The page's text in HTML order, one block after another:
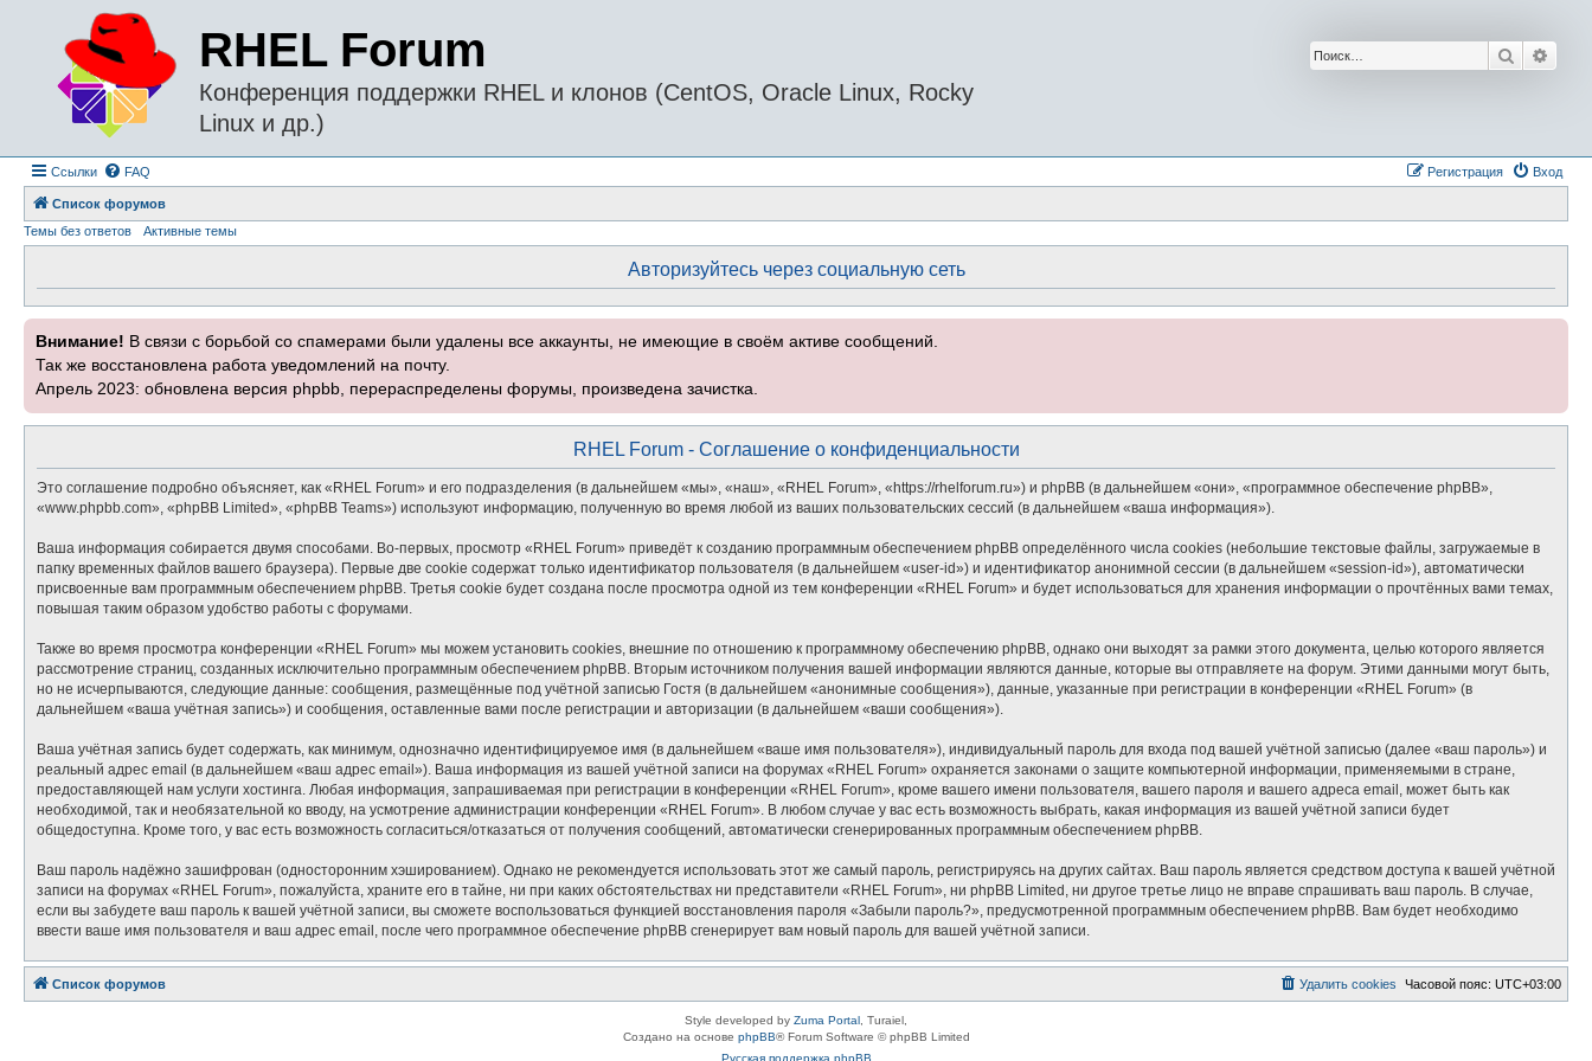
RHEL Forum
Конференция поддержки RHEL и клонов (CentOS, Oracle Linux, Rocky
Linux и др.)
Поиск
Ссылки FAQ Вход
Регистрация
Список форумов
Темы без ответов
Активные темы
Авторизуйтесь через социальную сеть
Внимание! В связи с борьбой со спамерами были удалены все аккаунты, не имеющие в своём активе сообщений.
Так же восстановлена работа уведомлений на почту.
Апрель 2023: обновлена версия phpbb, перераспределены форумы, произведена зачистка.
RHEL Forum - Соглашение о конфиденциальности
Это соглашение подробно объясняет, как «RHEL Forum» и его подразделения (в дальнейшем «мы», «наш», «RHEL Forum», «https://rhelforum.ru») и phpBB (в дальнейшем «они», «программное обеспечение phpBB»,
«www.phpbb.com», «phpBB Limited», «phpBB Teams») используют информацию, полученную во время любой из ваших пользовательских сессий (в дальнейшем «ваша информация»).
Ваша информация собирается двумя способами. Во-первых, просмотр «RHEL Forum» приведёт к созданию программным обеспечением phpBB определённого числа cookies (небольшие текстовые файлы, загружаемые в
папку временных файлов вашего браузера). Первые две cookie содержат только идентификатор пользователя (в дальнейшем «user-id») и идентификатор анонимной сессии (в дальнейшем «session-id»), автоматически
присвоенные вам программным обеспечением phpBB. Третья cookie будет создана после просмотра одной из тем конференции «RHEL Forum» и будет использоваться для хранения информации о прочтённых вами темах,
повышая таким образом удобство работы с форумами.
Также во время просмотра конференции «RHEL Forum» мы можем установить cookies, внешние по отношению к программному обеспечению phpBB, однако они выходят за рамки этого документа, целью которого является
рассмотрение страниц, созданных исключительно программным обеспечением phpBB. Вторым источником получения вашей информации являются данные, которые вы отправляете на форум. Этими данными могут быть,
но не исчерпываются, следующие данные: сообщения, размещённые под учётной записью Гостя (в дальнейшем «анонимные сообщения»), данные, указанные при регистрации в конференции «RHEL Forum» (в
дальнейшем «ваша учётная запись») и сообщения, оставленные вами после регистрации и авторизации (в дальнейшем «ваши сообщения»).
Ваша учётная запись будет содержать, как минимум, однозначно идентифицируемое имя (в дальнейшем «ваше имя пользователя»), индивидуальный пароль для входа под вашей учётной записью (далее «ваш пароль») и
реальный адрес email (в дальнейшем «ваш адрес email»). Ваша информация из вашей учётной записи на форумах «RHEL Forum» охраняется законами о защите компьютерной информации, применяемыми в стране,
предоставляющей нам услуги хостинга. Любая информация, запрашиваемая при регистрации в конференции «RHEL Forum», кроме вашего имени пользователя, вашего пароля и вашего адреса email, может быть как
необходимой, так и необязательной ко вводу, на усмотрение администрации конференции «RHEL Forum». В любом случае у вас есть возможность выбрать, какая информация из вашей учётной записи будет
общедоступна. Кроме того, у вас есть возможность согласиться/отказаться от получения сообщений, автоматически сгенерированных программным обеспечением phpBB.
Ваш пароль надёжно зашифрован (односторонним хэшированием). Однако не рекомендуется использовать этот же самый пароль, регистрируясь на других сайтах. Ваш пароль является средством доступа к вашей учётной
записи на форумах «RHEL Forum», пожалуйста, храните его в тайне, ни при каких обстоятельствах ни представители «RHEL Forum», ни phpBB Limited, ни другое третье лицо не вправе спрашивать ваш пароль. В случае,
если вы забудете ваш пароль к вашей учётной записи, вы сможете воспользоваться функцией восстановления пароля «Забыли пароль?», предусмотренной программным обеспечением phpBB. Вам будет необходимо
ввести ваше имя пользователя и ваш адрес email, после чего программное обеспечение phpBB сгенерирует вам новый пароль для вашей учётной записи.
Список форумов Часовой пояс: UTC+03:00
Удалить cookies
Style developed by Zuma Portal , Turaiel,
Создано на основе phpBB® Forum Software © phpBB Limited
Русская поддержка phpBB